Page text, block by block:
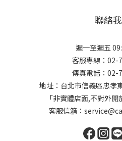
聯絡
週一至週五
客服專線：02-
傳真電話：02-
地址：台北市信義區忠孝
「非實體店面,不對外開
客服信箱：